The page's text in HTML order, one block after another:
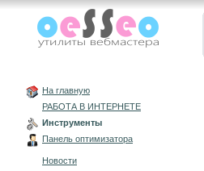
На главную
РАБОТА В ИНТЕРНЕТЕ
Инструменты
Панель оптимизатора
Новости